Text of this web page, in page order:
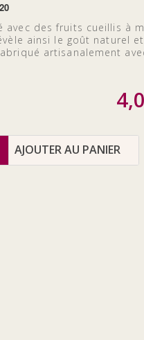
avec des fruits cueillis à
ainsi le goût naturel
artisanalement
AJOUTER AU PANIER